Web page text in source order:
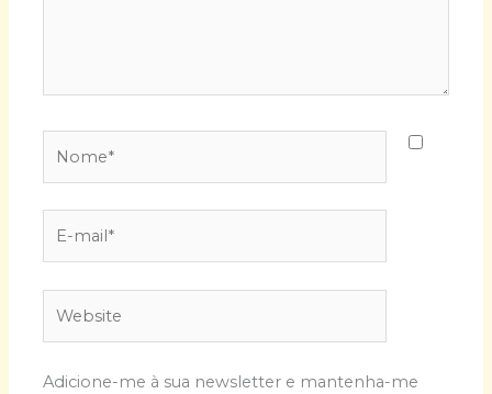
Adicione-me à sua newsletter e mantenha-me